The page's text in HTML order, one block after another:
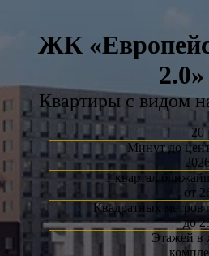
ЖК
2.0»
Квартиры с видом
20
Минут до
1 квартал
от
Квадратных метров
до
Этажей в